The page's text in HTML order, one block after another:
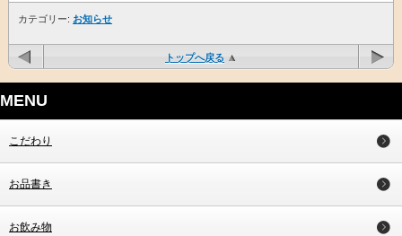
カテゴリー: お知らせ
トップへ戻る
MENU
こだわり
お品書き
お飲み物